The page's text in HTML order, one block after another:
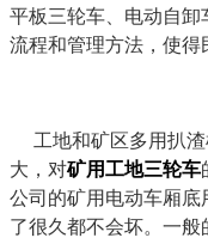
平板三轮车、电动自
流程和管理方法，使得
工地和矿区多用扒渣
大，对矿用工地三轮车
公司的矿用电动车厢底
了很久都不会坏。一